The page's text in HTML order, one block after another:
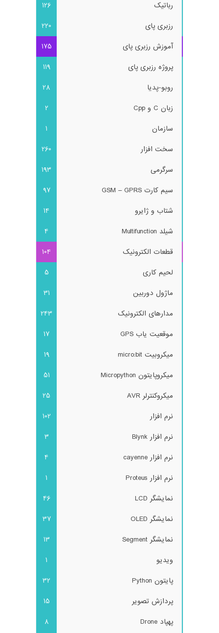
رباتیک
126
رزبری پای
220
آموزش رزبری پای
175
پروژه رزبری پای
119
روبو-پدیا
28
زبان C و Cpp
2
سازمان
1
سخت افزار
260
سرگرمی
193
سیم کارت GSM – GPRS
97
شتاب و ژایرو
14
شیلد Multifunction
4
قطعات الکترونیک
104
لحیم کاری
5
ماژول دوربین
31
مدارهای الکترونیک
243
موقعیت یاب GPS
17
میکروبیت micro:bit
19
میکروپایتون Micropython
51
میکروکنترلر AVR
25
نرم افزار
102
نرم افزار Blynk
3
نرم افزار cayenne
4
نرم افزار Proteus
1
نمایشگر LCD
46
نمایشگر OLED
37
نمایشگر Segment
13
ویدیو
1
پایتون Python
32
پردازش تصویر
15
پهپاد Drone
8